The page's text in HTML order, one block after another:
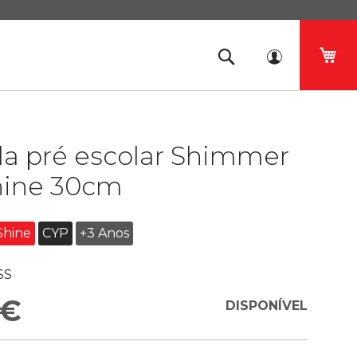
pré escolar Shimmer
30cm
CYP +3 Anos
DISPONÍVEL